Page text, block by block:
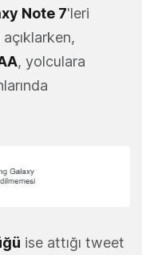
Note 7'leri
, yolculara
ise attığı tweet